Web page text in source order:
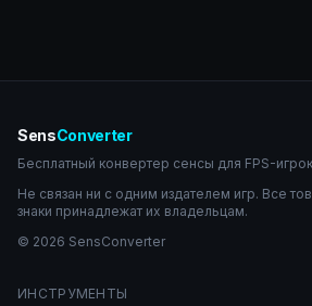
SensConverter
Бесплатный конвертер сенсы для FPS-
Не связан ни с одним издателем игр. Все
знаки принадлежат их владельцам.
© 2026 SensConverter
ИНСТРУМЕНТЫ